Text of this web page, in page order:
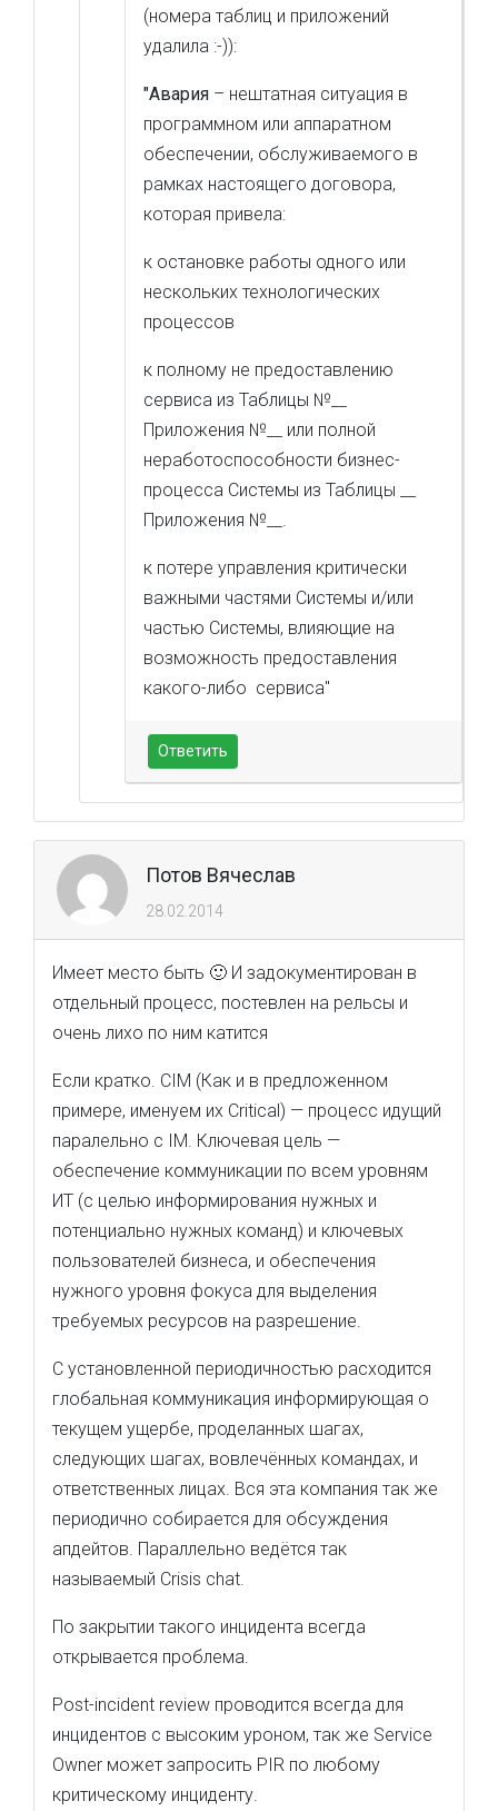
(номера таблиц и приложений
удалила :-)):
"Авария – нештатная ситуация в
программном или аппаратном
обеспечении, обслуживаемого в
рамках настоящего договора,
которая привела:
к остановке работы одного или
нескольких технологических
процессов
к полному не предоставлению
сервиса из Таблицы №__
Приложения №__ или полной
неработоспособности бизнес-
процесса Системы из Таблицы __
Приложения №__.
к потере управления критически
важными частями Системы и/или
частью Системы, влияющие на
возможность предоставления
какого-либо сервиса"
Ответить
Потов Вячеслав
28.02.2014
Имеет место быть 🙂 И задокументирован в
отдельный процесс, постевлен на рельсы и
очень лихо по ним катится
Если кратко. CIM (Как и в предложенном
примере, именуем их Critical) — процесс идущий
паралельно с IM. Ключевая цель —
обеспечение коммуникации по всем уровням
ИТ (с целью информирования нужных и
потенциально нужных команд) и ключевых
пользователей бизнеса, и обеспечения
нужного уровня фокуса для выделения
требуемых ресурсов на разрешение.
С установленной периодичностью расходится
глобальная коммуникация информирующая о
текущем ущербе, проделанных шагах,
следующих шагах, вовлечённых командах, и
ответственных лицах. Вся эта компания так же
периодично собирается для обсуждения
апдейтов. Параллельно ведётся так
называемый Crisis chat.
По закрытии такого инцидента всегда
открывается проблема.
Post-incident review проводится всегда для
инцидентов с высоким уроном, так же Service
Owner может запросить PIR по любому
критическому инциденту.